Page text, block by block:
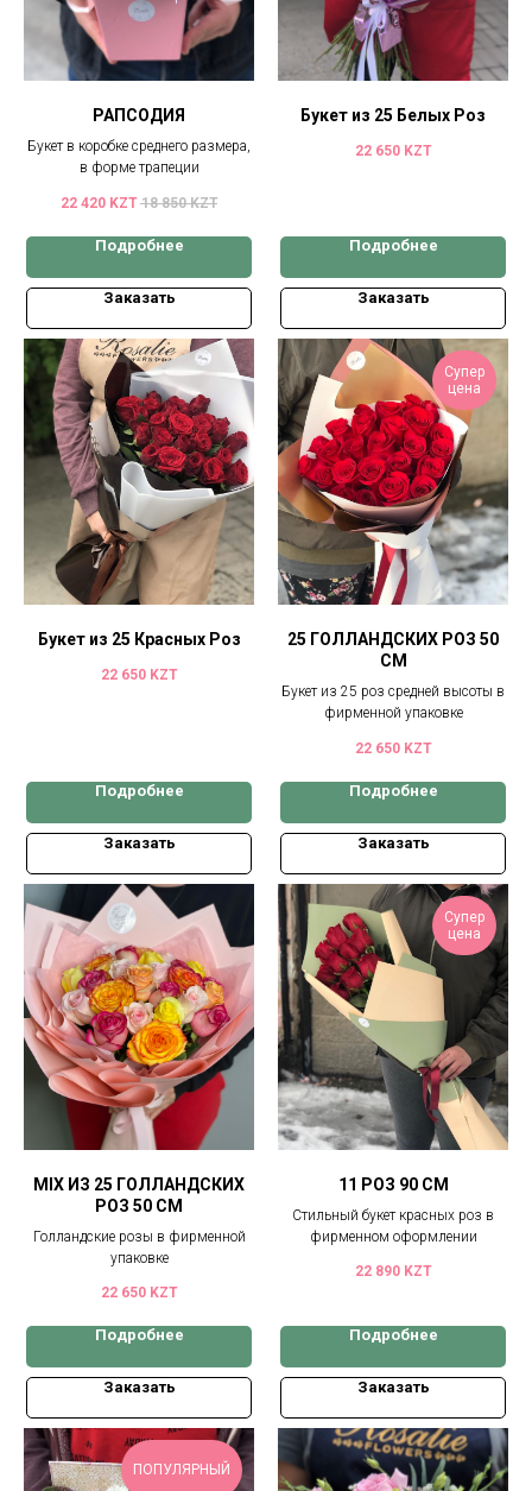
РАПСОДИЯ
Букет в коробке среднего размера,
в форме трапеции
22 420 KZT 18 850 KZT
Подробнее
Заказать
Букет из 25 Белых Роз
22 650 KZT
Подробнее
Заказать
Букет из 25 Красных Роз
22 650 KZT
Подробнее
Заказать
Супер
цена
25 ГОЛЛАНДСКИХ РОЗ 50
СМ
Букет из 25 роз средней высоты в
фирменной упаковке
22 650 KZT
Подробнее
Заказать
MIX ИЗ 25 ГОЛЛАНДСКИХ
РОЗ 50 СМ
Голландские розы в фирменной
упаковке
22 650 KZT
Подробнее
Заказать
Супер
цена
11 РОЗ 90 СМ
Стильный букет красных роз в
фирменном оформлении
22 890 KZT
Подробнее
Заказать
ПОПУЛЯРНЫЙ